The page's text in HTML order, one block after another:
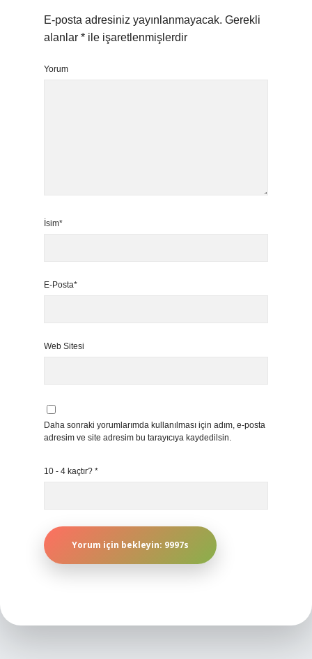
E-posta adresiniz yayınlanmayacak. Gerekli
alanlar * ile işaretlenmişlerdir
Yorum
İsim*
E-Posta*
Web Sitesi
Daha sonraki yorumlarımda kullanılması için adım, e-posta
adresim ve site adresim bu tarayıcıya kaydedilsin.
10 - 4 kaçtır? *